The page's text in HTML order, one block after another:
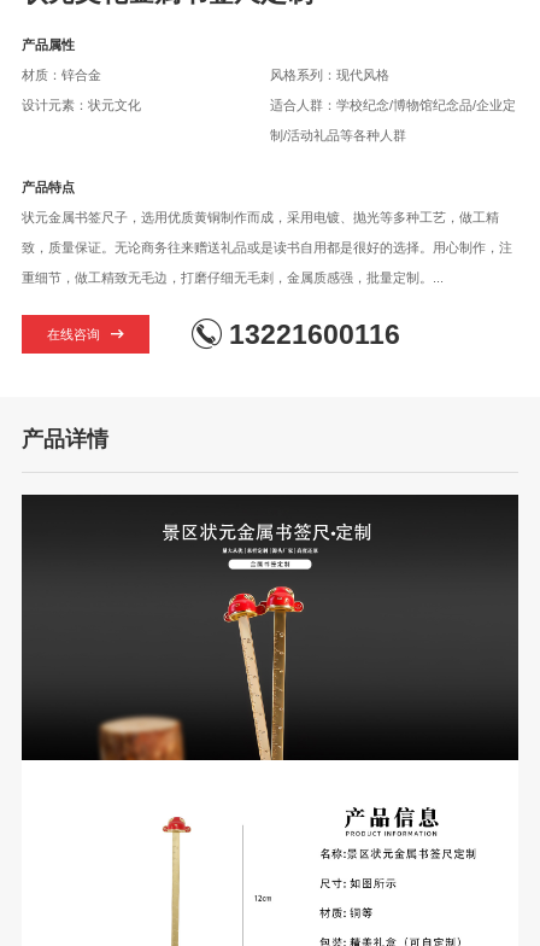
产品属性
材质：锌合金 风格系列：现代风格
设计元素：状元文化 适合人群：学校纪念/博物馆纪念品/企业定
制/活动礼品等各种人群
产品特点
状元金属书签尺子，选用优质黄铜制作而成，采用电镀、抛光等多种工艺，做工精
致，质量保证。无论商务往来赠送礼品或是读书自用都是很好的选择。用心制作，注
重细节，做工精致无毛边，打磨仔细无毛刺，金属质感强，批量定制。...
在线咨询 13221600116
产品详情